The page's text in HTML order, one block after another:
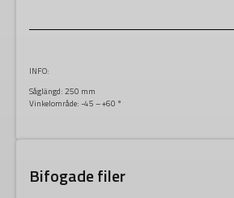
INFO:
Såglängd: 250 mm
Vinkelområde:-45 – +60 °
Bifogade filer